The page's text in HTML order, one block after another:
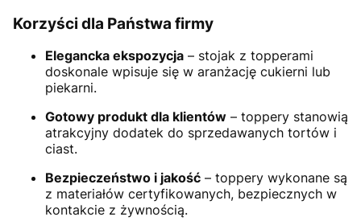
Korzyści dla Państwa firmy
Elegancka ekspozycja – stojak z topperami
doskonale wpisuje się w aranżację cukierni lub
piekarni.
Gotowy produkt dla klientów – toppery stanowią
atrakcyjny dodatek do sprzedawanych tortów i
ciast.
Bezpieczeństwo i jakość – toppery wykonane są
z materiałów certyfikowanych, bezpiecznych w
kontakcie z żywnością.